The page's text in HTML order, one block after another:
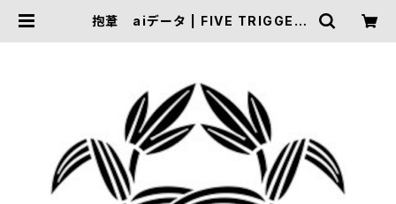
抱葦 aiデータ | FIVE TRIGGER